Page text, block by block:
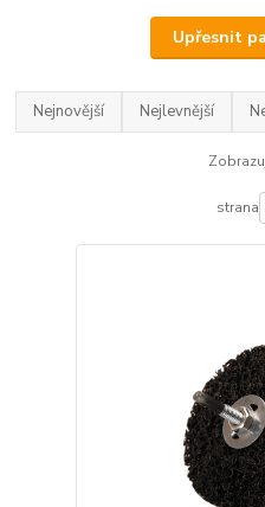
Upřesnit
Nejnovější Nejlevnější
strana